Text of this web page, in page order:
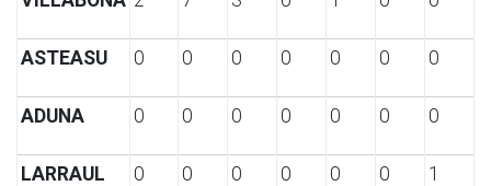
ASTEASU 0 0 0 0 0 0 0
ADUNA 0 0 0 0 0 0 0
LARRAUL 0 0 0 0 0 0 1